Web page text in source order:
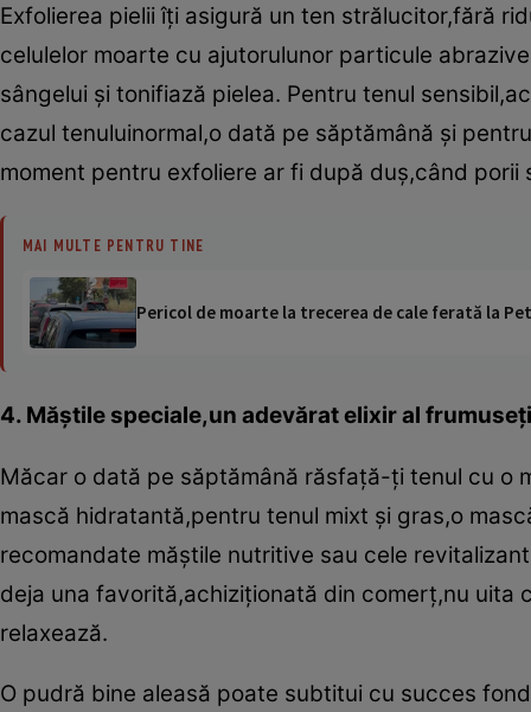
Exfolierea pielii îţi asigură un ten strălucitor,fără
celulelor moarte cu ajutorulunor particule
sângelui şi tonifiază pielea. Pentru tenul
cazul tenuluinormal,o dată pe săptămână şi
moment pentru exfoliere ar fi după duş,când porii
MAI MULTE PENTRU TINE
Pericol de moarte la trecerea de cale ferată la
4. Măştile speciale,un adevărat elixir al
Măcar o dată pe săptămână răsfaţă-ţi tenul cu o
mască hidratantă,pentru tenul mixt şi gras,o
recomandate măştile nutritive sau cele
deja una favorită,achiziţionată din comerţ,nu uita
relaxează.
O pudră bine aleasă poate subtitui cu succes